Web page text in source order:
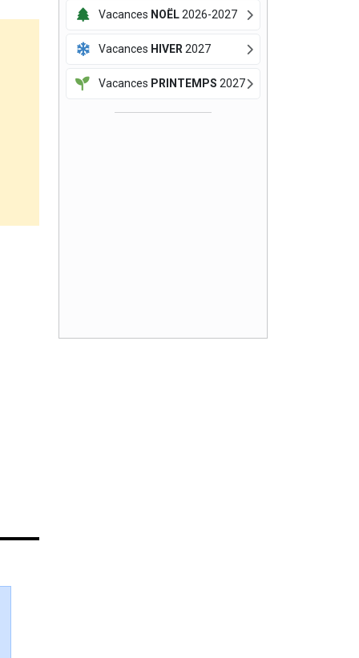
Vacances NOËL2026-2027
Vacances HIVER 2027
Vacances PRINTEMPS 2027